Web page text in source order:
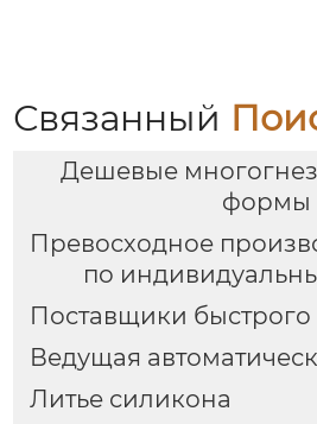
Связанный
Дешевые
формы
Превосходное
по
Поставщики быстрого
Ведущая
Литье силикона